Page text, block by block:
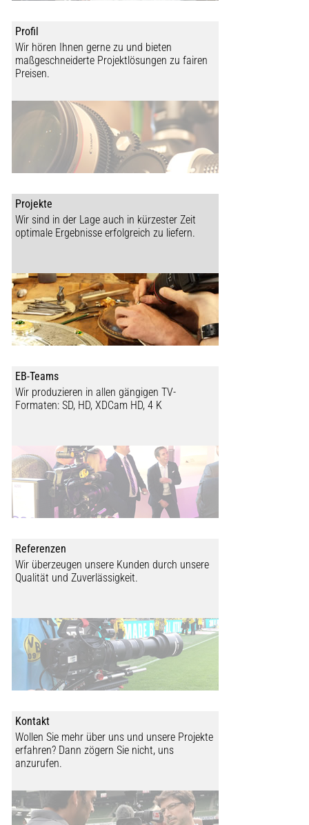
Profil
Wir hören Ihnen gerne zu und bieten
maßgeschneiderte Projektlösungen zu fairen
Preisen.
Projekte
Wir sind in der Lage auch in kürzester Zeit
optimale Ergebnisse erfolgreich zu liefern.
EB-Teams
Wir produzieren in allen gängigen TV-
Formaten: SD, HD, XDCam HD, 4 K
Referenzen
Wir überzeugen unsere Kunden durch unsere
Qualität und Zuverlässigkeit.
Kontakt
Wollen Sie mehr über uns und unsere Projekte
erfahren? Dann zögern Sie nicht, uns
anzurufen.